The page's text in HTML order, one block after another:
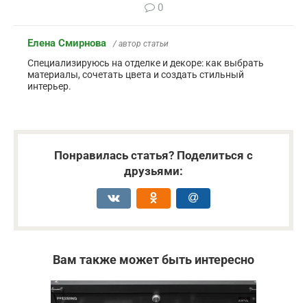
0
Елена Смирнова / автор статьи
Специализируюсь на отделке и декоре: как выбрать
материалы, сочетать цвета и создать стильный
интерьер.
Понравилась статья? Поделиться с
друзьями:
Вам также может быть интересно